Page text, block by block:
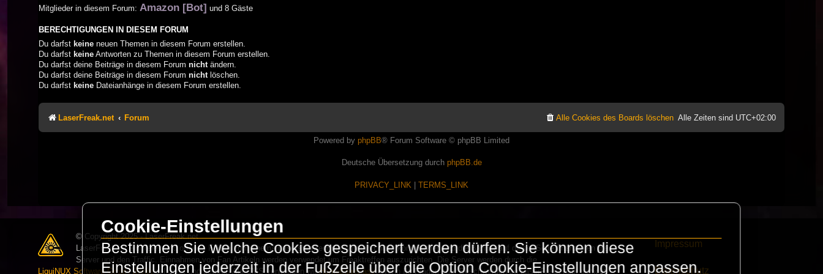
Mitglieder in diesem Forum: Amazon [Bot] und 8 Gäste
BERECHTIGUNGEN IN DIESEM FORUM
Du darfst keine neuen Themen in diesem Forum erstellen.
Du darfst keine Antworten zu Themen in diesem Forum erstellen.
Du darfst deine Beiträge in diesem Forum nicht ändern.
Du darfst deine Beiträge in diesem Forum nicht löschen.
Du darfst keine Dateianhänge in diesem Forum erstellen.
LaserFreak.net Forum Alle Zeiten sind UTC+02:00
Alle Cookies des Boards löschen
Powered by phpBB® Forum Software © phpBB Limited
Deutsche Übersetzung durch phpBB.de
PRIVACY_LINK TERMS_LINK
© Copyright 2025 - LaserFreak.net
LaserFreak ist ein freies und offenes Forum zum Thema Lasershowtechnik. Wir sind nicht kommerziell und die Banner auf dieser Seite finanzieren die
Server und den Traffic. Einnahmen von Fan Artikeln werden verwendet um Freaktreffen auszurichten. Die Server werden durch die
LiquiNUX Software GmbH Berlingehostet und betreut. Als CMS verwenden wirHomepageEasy. Wenn Ihr Fragen oder Beschwerden zu LaserFreak habt schickt
Impressum
Datenschutz
Cookie-Einstellungen
Bestimmen Sie welche Cookies gespeichert werden dürfen. Sie können diese
Einstellungen jederzeit in der Fußzeile über die Option Cookie-Einstellungen anpassen.